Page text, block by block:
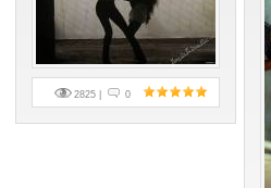
2825 | 0